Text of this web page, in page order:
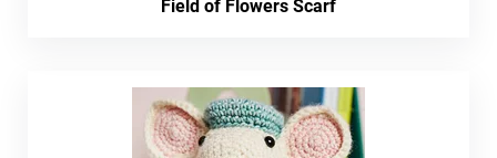
Field of Flowers Scarf